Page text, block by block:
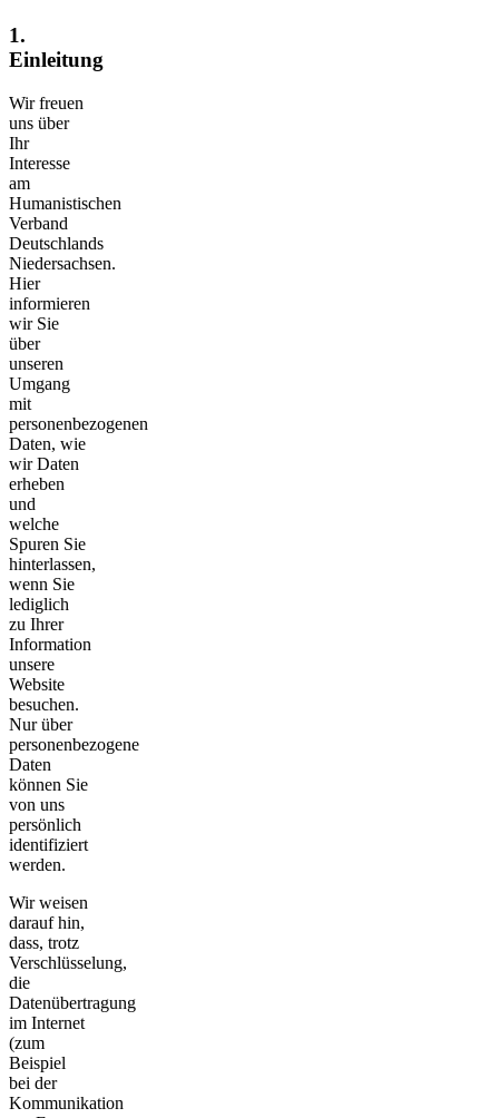
1.
Einleitung
Wir freuen
uns über
Ihr
Interesse
am
Humanistischen
Verband
Deutschlands
Niedersachsen.
Hier
informieren
wir Sie
über
unseren
Umgang
mit
personenbezogenen
Daten, wie
wir Daten
erheben
und
welche
Spuren Sie
hinterlassen,
wenn Sie
lediglich
zu Ihrer
Information
unsere
Website
besuchen.
Nur über
personenbezogene
Daten
können Sie
von uns
persönlich
identifiziert
werden.
Wir weisen
darauf hin,
dass, trotz
Verschlüsselung,
die
Datenübertragung
im Internet
(zum
Beispiel
bei der
Kommunikation